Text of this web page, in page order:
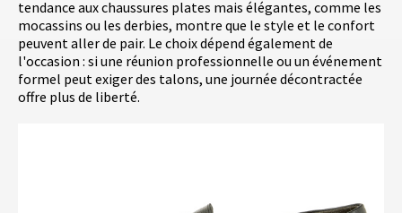
tendance aux chaussures plates mais élégantes, comme les
mocassins ou les derbies, montre que le style et le confort
peuvent aller de pair. Le choix dépend également de
l'occasion : si une réunion professionnelle ou un événement
formel peut exiger des talons, une journée décontractée
offre plus de liberté.